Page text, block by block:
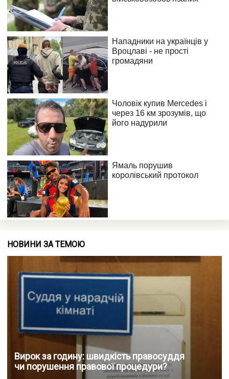
НОВИНИ ЗА ТЕМОЮ
Вирок за годину: швидкість правосуддя
чи порушення правової процедури?